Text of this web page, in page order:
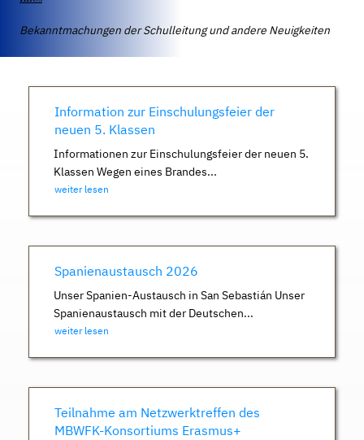
Bekanntmachungen der Schulleitung und andere Neuigkeiten
Information zur Einschulungsfeier der
neuen 5. Klassen
Informationen zur Einschulungsfeier der neuen 5.
Klassen Wegen eines Brandes...
weiter lesen
Spanienaustausch 2026
Unser Spanien-Austausch in San Sebastián Unser
Spanienaustausch mit der Deutschen...
weiter lesen
Teilnahme am Netzwerktreffen des
MBWFK-Konsortiums Erasmus+